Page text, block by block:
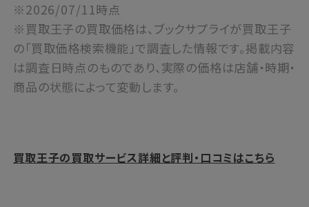
※2026/07/11時点
※買取王子の買取価格は、ブックサプライが買取王子
の「買取価格検索機能」で調査した情報です。掲載内容
は調査日時点のものであり、実際の価格は店舗・時期・
商品の状態によって変動します。
買取王子の買取サービス詳細と評判・口コミはこちら